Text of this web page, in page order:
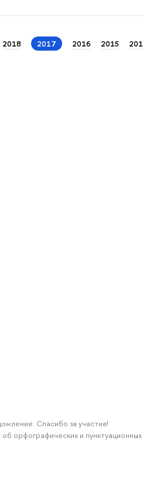
2018 2017 2016 2015
Спасибо за участие!
орфографических и